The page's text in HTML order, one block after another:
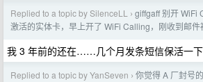
Replied to a topic by SilenceLL › giffgaff 别开 WiFi
激活的实体卡，早上开了 WiFi Calling，刚收到邮件
我 3 年前的还在……几个月发条短信保活一下
Replied to a topic by YanSeven › 你觉得 A 厂封号